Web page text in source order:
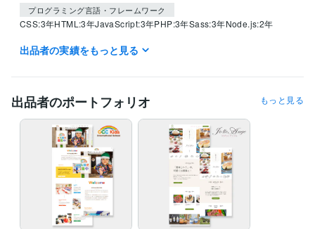
プログラミング言語・フレームワーク
CSS:3年HTML:3年JavaScript:3年PHP:3年Sass:3年Node.js:2年
ビジネス・クリエイティブツール
Web制作・HP作成・EC構築 HTMLコーディング
出品者の実績をもっと見る
出品者のポートフォリオ もっと見る